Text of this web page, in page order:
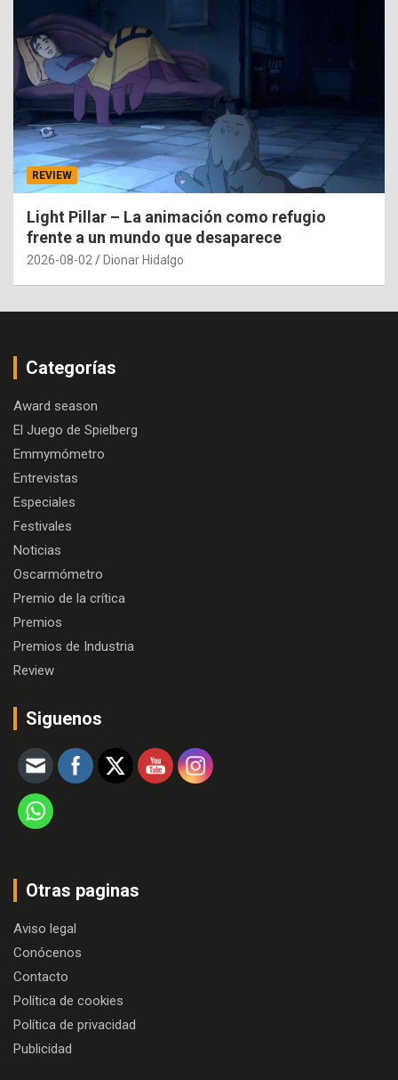
REVIEW
Light Pillar – La animación como refugio
frente a un mundo que desaparece
2026-08-02 Dionar Hidalgo
Categorías
Award season
El Juego de Spielberg
Emmymómetro
Entrevistas
Especiales
Festivales
Noticias
Oscarmómetro
Premio de la crítica
Premios
Premios de Industria
Review
Siguenos
Otras paginas
Aviso legal
Conócenos
Contacto
Política de cookies
Política de privacidad
Publicidad